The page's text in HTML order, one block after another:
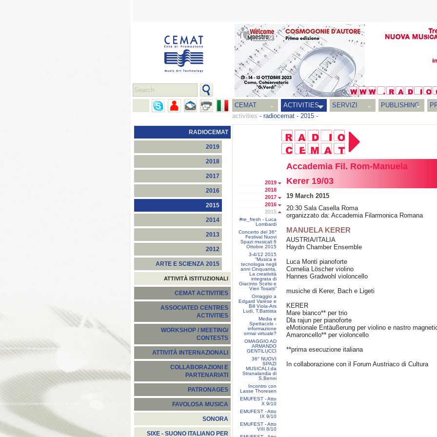
CEMAT ACTIVITIES SERVIZI PUBLISHING
activities - radiocemat - 2015 -
RADIOCEMAT
2019
2018
2017
2016
2015
2014
2013
2012
ARTE E SCIENZA 2015
ATTIVITÀ ISTITUZIONALI
CEMAT ACTIVITIES
ASSOCIATED CENTRES
ACTIVITIES
WORKSHOP / MEETING/
CONTESTS
ATTIVITÀ INTERNAZIONALI
COLLABORAZIONI E
PARTENARIATI
PATRONAGES
FAVOLOSA MUSICA
SONORA
SIXE - SUONO ITALIANO PER
2019
2018
2017
2016
2015
#re_fresh - Luca
Lombardi
Concerto del 36°
Festival Nuovi
Spazi musicali 6
Ottobre 2015
3-4/12 2015
“Musica e
tecnologia negli
anni Cinquanta.
La creatività
integrata di
Giacinto Scelsi e
Vieri Tosatti”
Omaggio a
Edgard Varèse e
Bill Viola-Ars
Ludi, T.Battista
Media e
Spettacolo -
informazione
ormai virtuale?
OMAGGIO AD
ARMANDO
GENTILUCCI
36° NUOVI
SPAZI
MUSICALI:da
Stranalandia di
S.Benni
Incontro con
Lasse Thoresen
EMUFEST - Atto
X 9/10
EMUFEST - Atto
IX 9/10
EMUFEST - Atto
VIII 8/10
Accademia Fil. Rom-Manuela
Kerer 19/03
19 March 2015
20:30 Sala Casella Roma
organizzato da: Accademia Filarmonica Romana
MANUELA KERER
AUSTRIA/ITALIA
Haydn Chamber Ensemble
Luca Monti pianoforte
Cornelia Löscher violino
Hannes Gradwohl violoncello
musiche di Kerer, Bach e Ligeti
KERER
Mare bianco** per trio
Dla rajun per pianoforte
eMotionale Entäußerung per violino e nastro
Amaroncello** per violoncello
**prima esecuzione italiana
In collaborazione con il Forum Austriaco di Cultura